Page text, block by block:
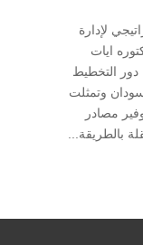
لإدارة
ايات
التخطيط
وتمثلت
مصادر
بالطريقة...